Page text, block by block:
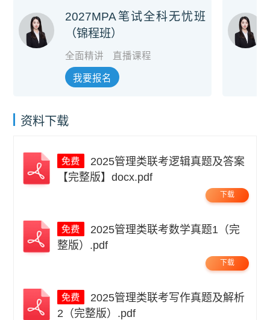
2027MPA笔试全科无忧班
（锦程班）
全面精讲 直播课程
我要报名
资料下载
【完整版】docx.pdf
下载
整版）.pdf
下载
2（完整版）.pdf